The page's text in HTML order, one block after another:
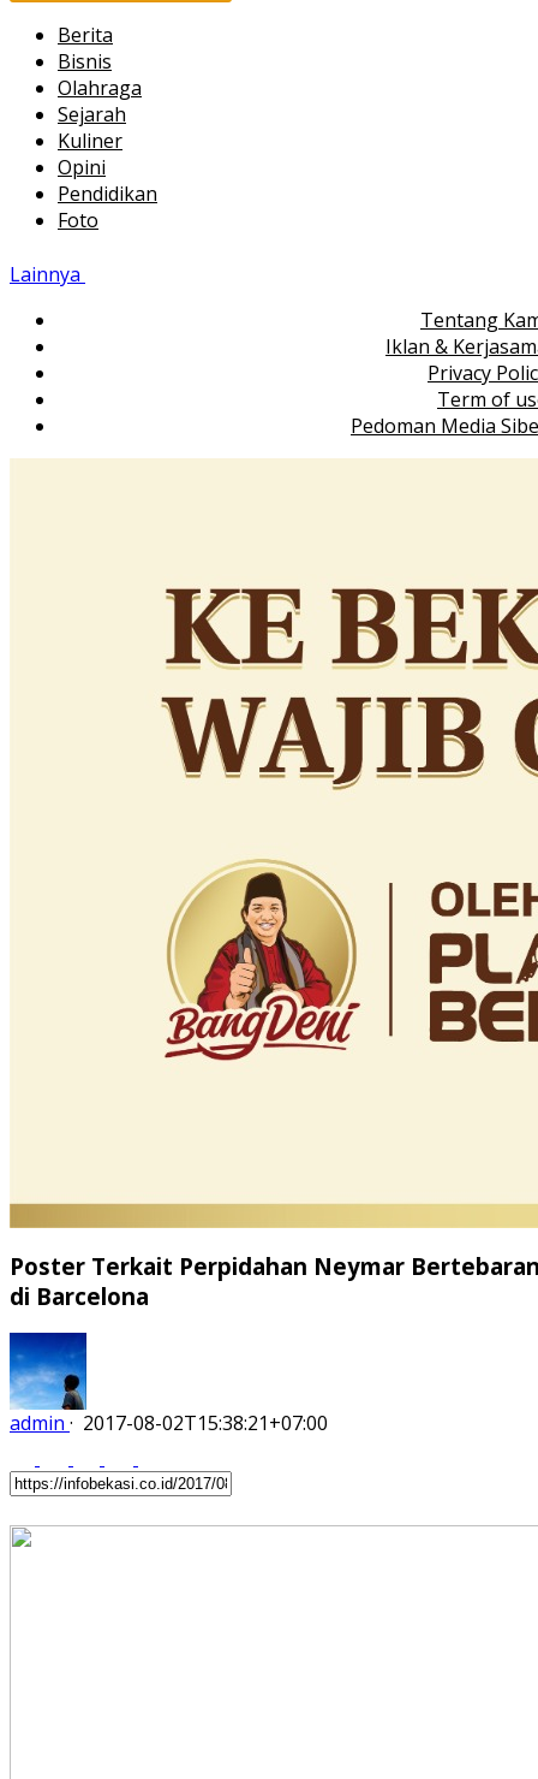
Berita
Bisnis
Olahraga
Sejarah
Kuliner
Opini
Pendidikan
Foto
Lainnya
Tentang
Iklan &
Privacy
Term of
Pedoman Media
Poster Terkait Perpidahan Neymar
di Barcelona
admin · 2017-08-02T15:38:21+07:00